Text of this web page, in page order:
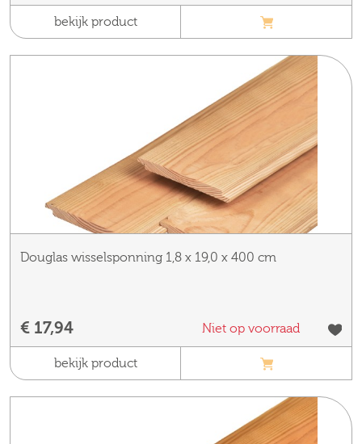
bekijk product
Douglas wisselsponning 1,8 x 19,0 x 400 cm
€ 17,94 Niet op voorraad
bekijk product